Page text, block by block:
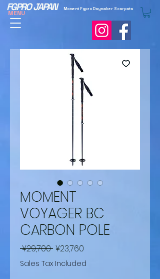
MENU
FGPRO JAPAN Moment Fgpro Daymaker Scarpata
MOMENT
VOYAGER BC
CARBON POLE
¥29,700 Regular
Price
¥23,760
Price
Sales Tax Included